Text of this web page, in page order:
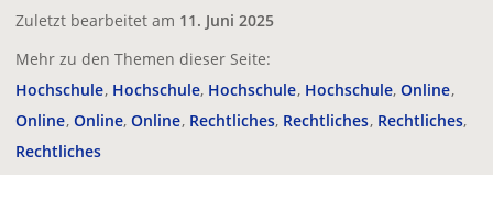
Zuletzt bearbeitet am 11. Juni 2025
Mehr zu den Themen dieser Seite:
Hochschule Hochschule Hochschule Hochschule Online
Online Online Online Rechtliches Rechtliches Rechtliches
Rechtliches